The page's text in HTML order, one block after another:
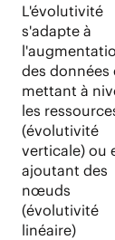
L'évolutivité
s'adapte à
des données
mettant à
les
(évolutivité
verticale) ou
ajoutant des
nœuds
(évolutivité
linéaire)